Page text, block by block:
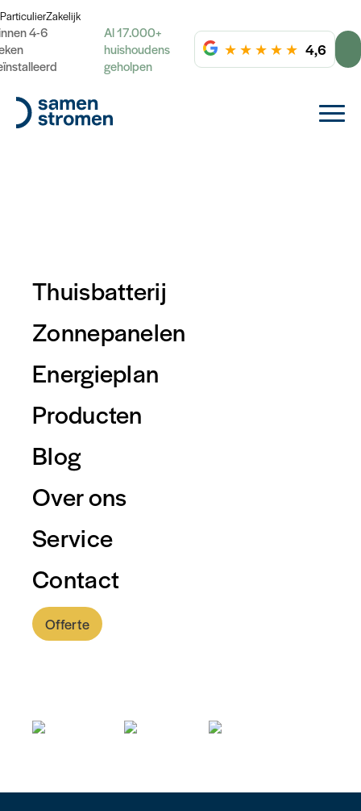
ParticulierZakelijk
4-6
Al 17.000+
huishoudens
geholpen
★ ★ ★ ★ ★ 4,6
Thuisbatterij
Zonnepanelen
Energieplan
Producten
Blog
Over ons
Service
Contact
Offerte